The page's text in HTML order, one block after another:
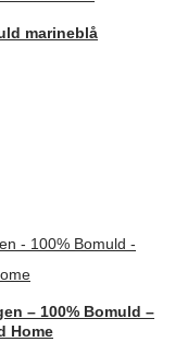
marineblå
– 100% Bomuld –
Home